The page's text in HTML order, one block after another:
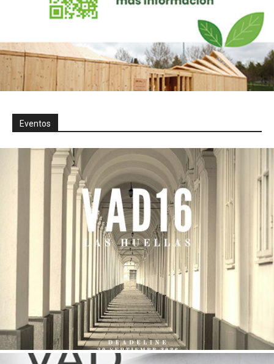
Eventos